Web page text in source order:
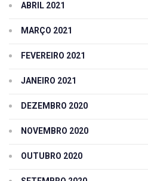
ABRIL 2021
MARÇO 2021
FEVEREIRO 2021
JANEIRO 2021
DEZEMBRO 2020
NOVEMBRO 2020
OUTUBRO 2020